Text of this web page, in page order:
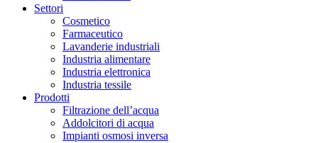
Settori
Cosmetico
Farmaceutico
Lavanderie industriali
Industria alimentare
Industria elettronica
Industria tessile
Prodotti
Filtrazione dell’acqua
Addolcitori di acqua
Impianti osmosi inversa